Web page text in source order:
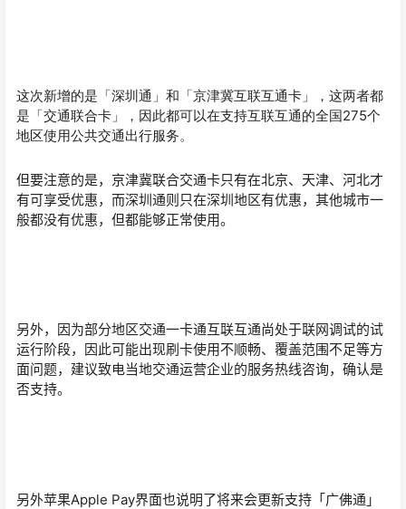
这次新增的是「深圳通」和「京津冀互联互通卡」，这两者都
是「交通联合卡」，因此都可以在支持互联互通的全国275个
地区使用公共交通出行服务。
但要注意的是，京津冀联合交通卡只有在北京、天津、河北才
有可享受优惠，而深圳通则只在深圳地区有优惠，其他城市一
般都没有优惠，但都能够正常使用。
另外，因为部分地区交通一卡通互联互通尚处于联网调试的试
运行阶段，因此可能出现刷卡使用不顺畅、覆盖范围不足等方
面问题，建议致电当地交通运营企业的服务热线咨询，确认是
否支持。
另外苹果Apple Pay界面也说明了将来会更新支持「广佛通」